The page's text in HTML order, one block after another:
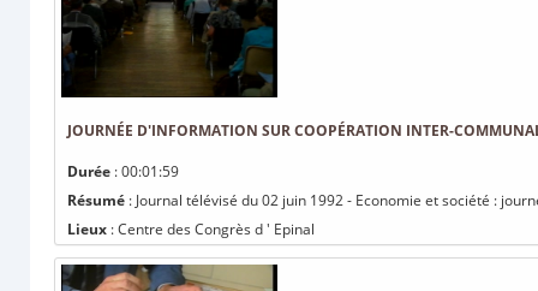
JOURNÉE D'INFORMATION SUR COOPÉRATION INTER-
Durée : 00:01:59
Résumé : Journal télévisé du 02 juin 1992 - Economie et société :
Lieux : Centre des Congrès d ' Epinal